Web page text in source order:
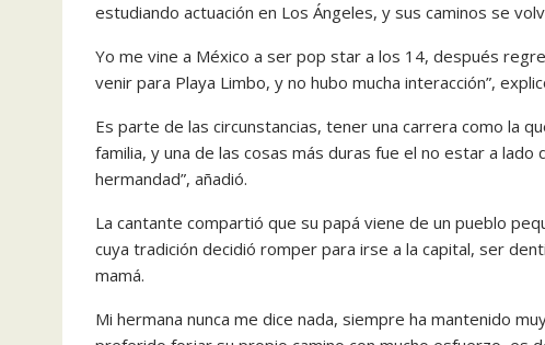
estudiando actuación en Los Ángeles, y sus caminos se
Yo me vine a México a ser pop star a los 14, después
venir para Playa Limbo, y no hubo mucha interacción”,
Es parte de las circunstancias, tener una carrera como la
familia, y una de las cosas más duras fue el no estar a
hermandad”, añadió.
La cantante compartió que su papá viene de un pueblo
cuya tradición decidió romper para irse a la capital, ser
mamá.
Mi hermana nunca me dice nada, siempre ha mantenido